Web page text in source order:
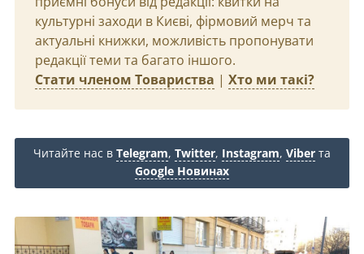
культурні заходи в Києві, фірмовий мерч та
актуальні книжки, можливість пропонувати
редакції теми та багато іншого.
Стати членом Товариства | Хто ми такі?
Читайте нас в Telegram, Twitter, Instagram, Viber та
Google Новинах